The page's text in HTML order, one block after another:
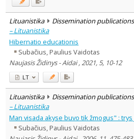
Linguistics
Documentation. Iinformation
6
Literary Studies
Arts 2
Political sciences 6
Sociology 6
Theatrology 1
Law 1
15
Management 3
Text language
Country of publication
Historical periods
Lituanistika Dissemination publications
– Lituanistika
Hibernatio educationis
Subačius, Paulius Vaidotas
Naujasis Židinys - Aidai , 2021, 5, 10-12
LT
Lituanistika Dissemination publications
– Lituanistika
Man visada akyse buvo tik žmogus" : trys
Subačius, Paulius Vaidotas